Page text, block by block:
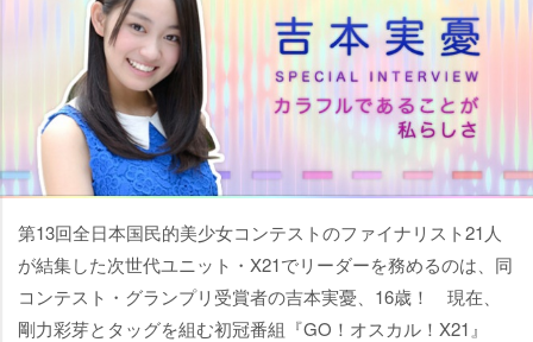
第13回全日本国民的美少女コンテストのファイナリスト21人
が結集した次世代ユニット・X21でリーダーを務めるのは、同
コンテスト・グランプリ受賞者の吉本実憂、16歳！ 現在、
剛力彩芽とタッグを組む初冠番組『GO！オスカル！X21』